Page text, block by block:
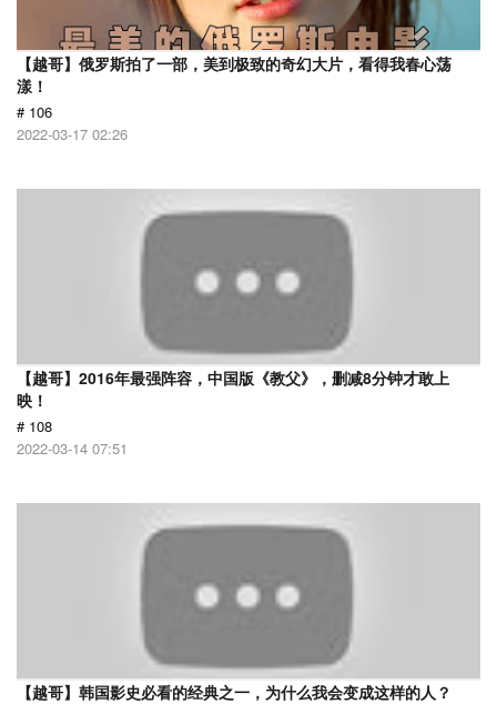
【越哥】俄罗斯拍了一部，美到极致的奇幻大片，看得我春心荡
漾！
# 106
2022-03-17 02:26
【越哥】2016年最强阵容，中国版《教父》，删减8分钟才敢上
映！
# 108
2022-03-14 07:51
【越哥】韩国影史必看的经典之一，为什么我会变成这样的人？